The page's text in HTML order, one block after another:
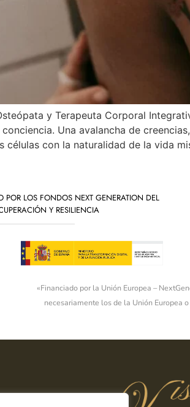
y Terapeuta Corporal
Una avalancha de
células con la naturalidad de la vida
LOS FONDOS NEXT GENERATION DEL
Y RESILIENCIA
«Financiado por la Unión Europea –
necesariamente los de la Unión Europea